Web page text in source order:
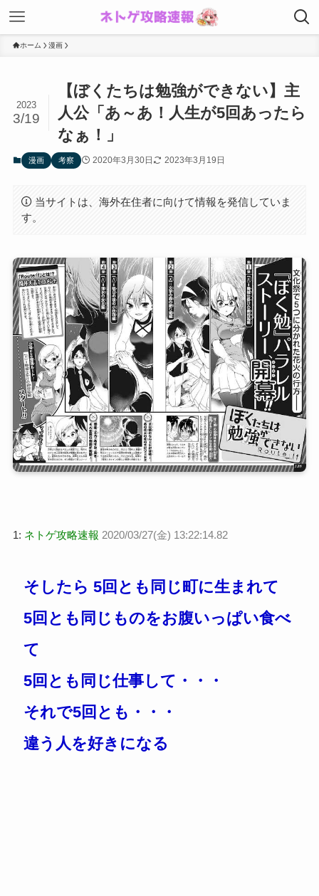
ホーム 漫画
【ぼくたちは勉強ができない】主
人公「あ～あ！人生が5回あったら
なぁ！」
2023
3/19
漫画 考察 2020年3月30日 2023年3月19日
当サイトは、海外在住者に向けて情報を発信していま
す。
1: ネトゲ攻略速報 2020/03/27(金) 13:22:14.82
そしたら 5回とも同じ町に生まれて
5回とも同じものをお腹いっぱい食べ
て
5回とも同じ仕事して・・・
それで5回とも・・・
違う人を好きになる